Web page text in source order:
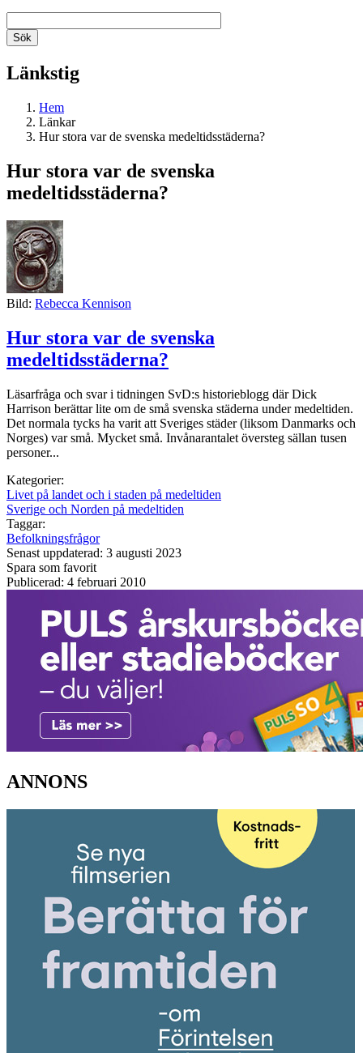
Länkstig
Hem
Länkar
Hur stora var de svenska medeltidsstäderna?
Hur stora var de svenska
medeltidsstäderna?
Bild: Rebecca Kennison
Hur stora var de svenska
medeltidsstäderna?
Läsarfråga och svar i tidningen SvD:s historieblogg där Dick
Harrison berättar lite om de små svenska städerna under medeltiden.
Det normala tycks ha varit att Sveriges städer (liksom Danmarks och
Norges) var små. Mycket små. Invånarantalet översteg sällan tusen
personer...
Kategorier:
Livet på landet och i staden på medeltiden
Sverige och Norden på medeltiden
Taggar:
Befolkningsfrågor
Senast uppdaterad: 3 augusti 2023
Spara som favorit
Publicerad: 4 februari 2010
ANNONS